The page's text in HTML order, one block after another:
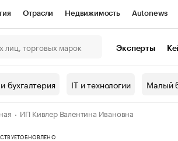
Отрасли Недвижимость Autonews
Проверка контрагентов
валюты
Эксперты
бухгалтерия IT и технологии Малый
ИП Кивлер Валентина Ивановна
ОБНОВЛЕНО